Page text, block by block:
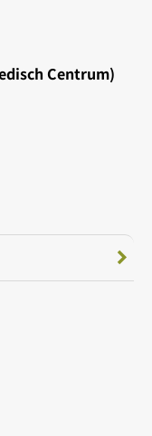
Centrum)